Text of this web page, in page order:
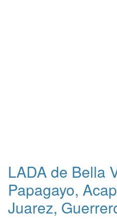
LADA de Bella
Papagayo,
Juarez,